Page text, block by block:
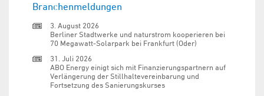
Branchenmeldungen
3. August 2026
Berliner Stadtwerke und naturstrom kooperieren bei
70 Megawatt-Solarpark bei Frankfurt (Oder)
31. Juli 2026
ABO Energy einigt sich mit Finanzierungspartnern auf
Verlängerung der Stillhaltevereinbarung und
Fortsetzung des Sanierungskurses